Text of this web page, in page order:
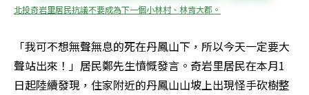
北投奇岩里居民抗議不要成為下一個小林村、林肯大郡。
「我可不想無聲無息的死在丹鳳山下，所以今天一定要大
聲站出來！」居民鄭先生憤慨發言。奇岩里居民在本月1
日起陸續發現，住家附近的丹鳳山山坡上出現怪手砍樹整